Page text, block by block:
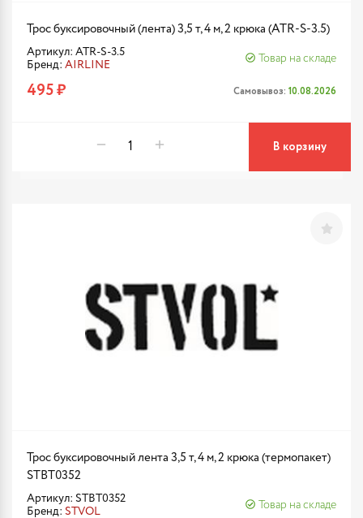
Трос буксировочный (лента) 3,5 т, 4 м, 2 крюка (ATR-S-3.5)
Артикул: ATR-S-3.5
Бренд: AIRLINE
Товар на складе
495 ₽ Самовывоз: 10.08.2026
В корзину
Трос буксировочный лента 3,5 т, 4 м, 2 крюка (термопакет)
STBT0352
Артикул: STBT0352
Бренд: STVOL
Товар на складе